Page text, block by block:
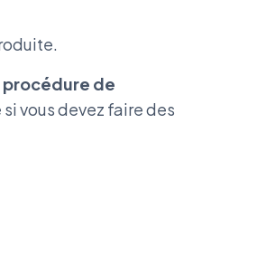
procédure de
vous devez faire des